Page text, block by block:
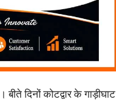
दिनों कोटद्वार के गाड़ीघाट